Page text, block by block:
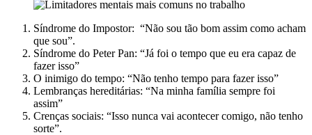
Síndrome do Impostor: “Não sou tão bom assim como acham
que sou”.
Síndrome do Peter Pan: “Já foi o tempo que eu era capaz de
fazer isso”
O inimigo do tempo: “Não tenho tempo para fazer isso”
Lembranças hereditárias: “Na minha família sempre foi
assim”
Crenças sociais: “Isso nunca vai acontecer comigo, não tenho
sorte”.